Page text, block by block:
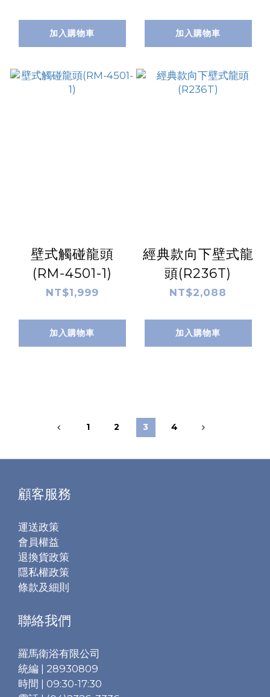
加入購物車 加入購物車
壁式觸碰龍頭
(RM-4501-1)
NT$1,999
加入購物車
經典款向下壁式龍
頭(R236T)
NT$2,088
加入購物車
1 2 3 4
顧客服務
運送政策
會員權益
退換貨政策
隱私權政策
條款及細則
聯絡我們
羅馬衛浴有限公司
統編 | 28930809
時間 | 09:30-17:30